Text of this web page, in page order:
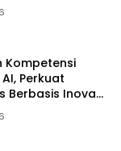
Kompetensi
Perkuat
Berbasis Inovasi